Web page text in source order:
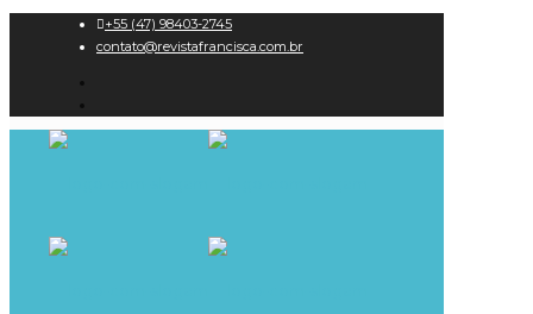
+55 (47) 98403-2745
contato@revistafrancisca.com.br